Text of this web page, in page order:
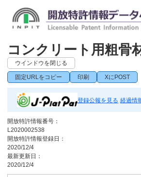
コンクリート用粗骨
ウインドウを閉じる
固定URLをコピー 印刷 XにPOST
登録公報を見る 経過情
開放特許情報番号：
L2020002538
開放特許情報登録日：
2020/12/4
最新更新日：
2020/12/4